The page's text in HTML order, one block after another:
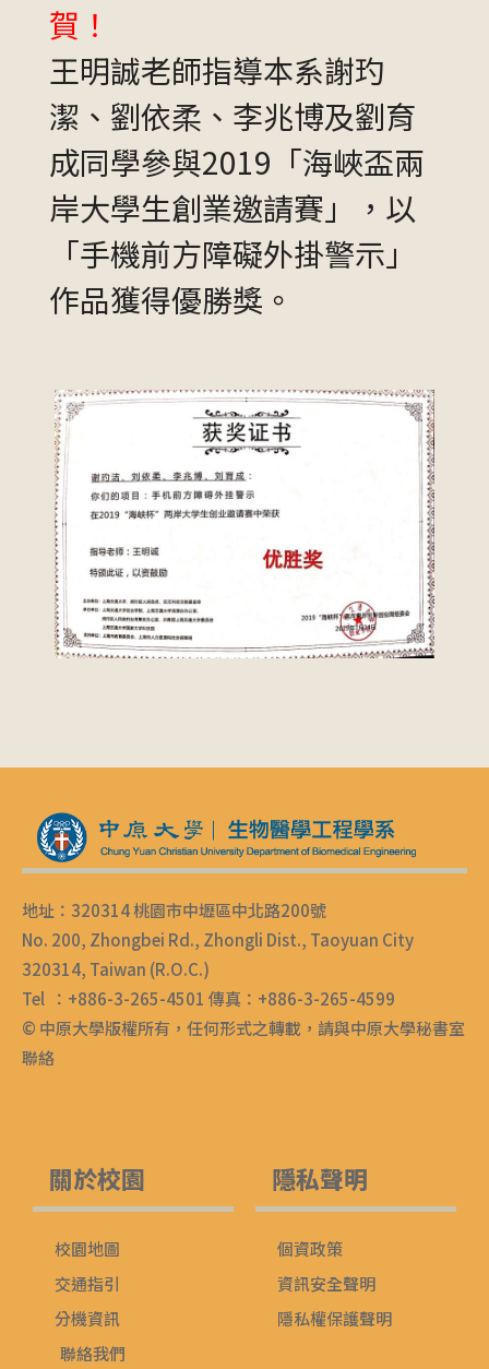
賀！
王明誠老師指導本系謝玓
潔、劉依柔、李兆博及劉育
成同學參與2019「海峽盃兩
岸大學生創業邀請賽」，以
「手機前方障礙外掛警示」
作品獲得優勝獎。
地址：320314 桃園市中壢區中北路200號
No. 200, Zhongbei Rd., Zhongli Dist., Taoyuan City
320314, Taiwan (R.O.C.)
Tel ：+886-3-265-4501 傳真：+886-3-265-4599
© 中原大學版權所有，任何形式之轉載，請與中原大學秘書室
聯絡
關於校園
校園地圖
交通指引
分機資訊
聯絡我們
隱私聲明
個資政策
資訊安全聲明
隱私權保護聲明